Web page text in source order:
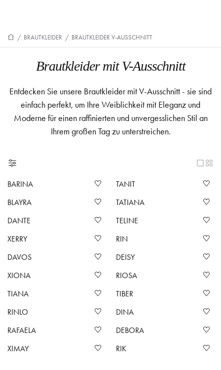
/ BRAUTKLEIDER / BRAUTKLEIDER V-AUSSCHNITT
Brautkleider mit V-Ausschnitt
Entdecken Sie unsere Brautkleider mit V-Ausschnitt - sie sind
einfach perfekt, um Ihre Weiblichkeit mit Eleganz und
Moderne für einen raffinierten und unvergesslichen Stil an
Ihrem großen Tag zu unterstreichen.
BARINA
TANIT
BLAYRA
TATIANA
DANTE
TELINE
XERRY
RIN
DAVOS
DEISY
XIONA
RIOSA
TIANA
TIBER
RINLO
DINA
RAFAELA
DEBORA
XIMAY
RIK